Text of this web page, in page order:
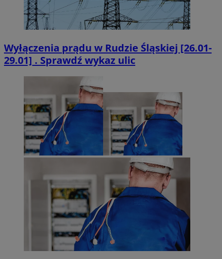
Wyłączenia prądu w Rudzie Śląskiej [26.01-
29.01] . Sprawdź wykaz ulic